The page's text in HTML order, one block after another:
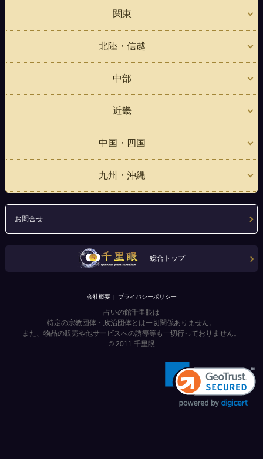
関東
北陸・信越
中部
近畿
中国・四国
九州・沖縄
お問合せ
総合トップ
会社概要 プライバシーポリシー
占いの館千里眼は
特定の宗教団体・政治団体とは一切関係ありません。
また、物品の販売や他サービスへの誘導等も一切行っておりません。
© 2011 千里眼